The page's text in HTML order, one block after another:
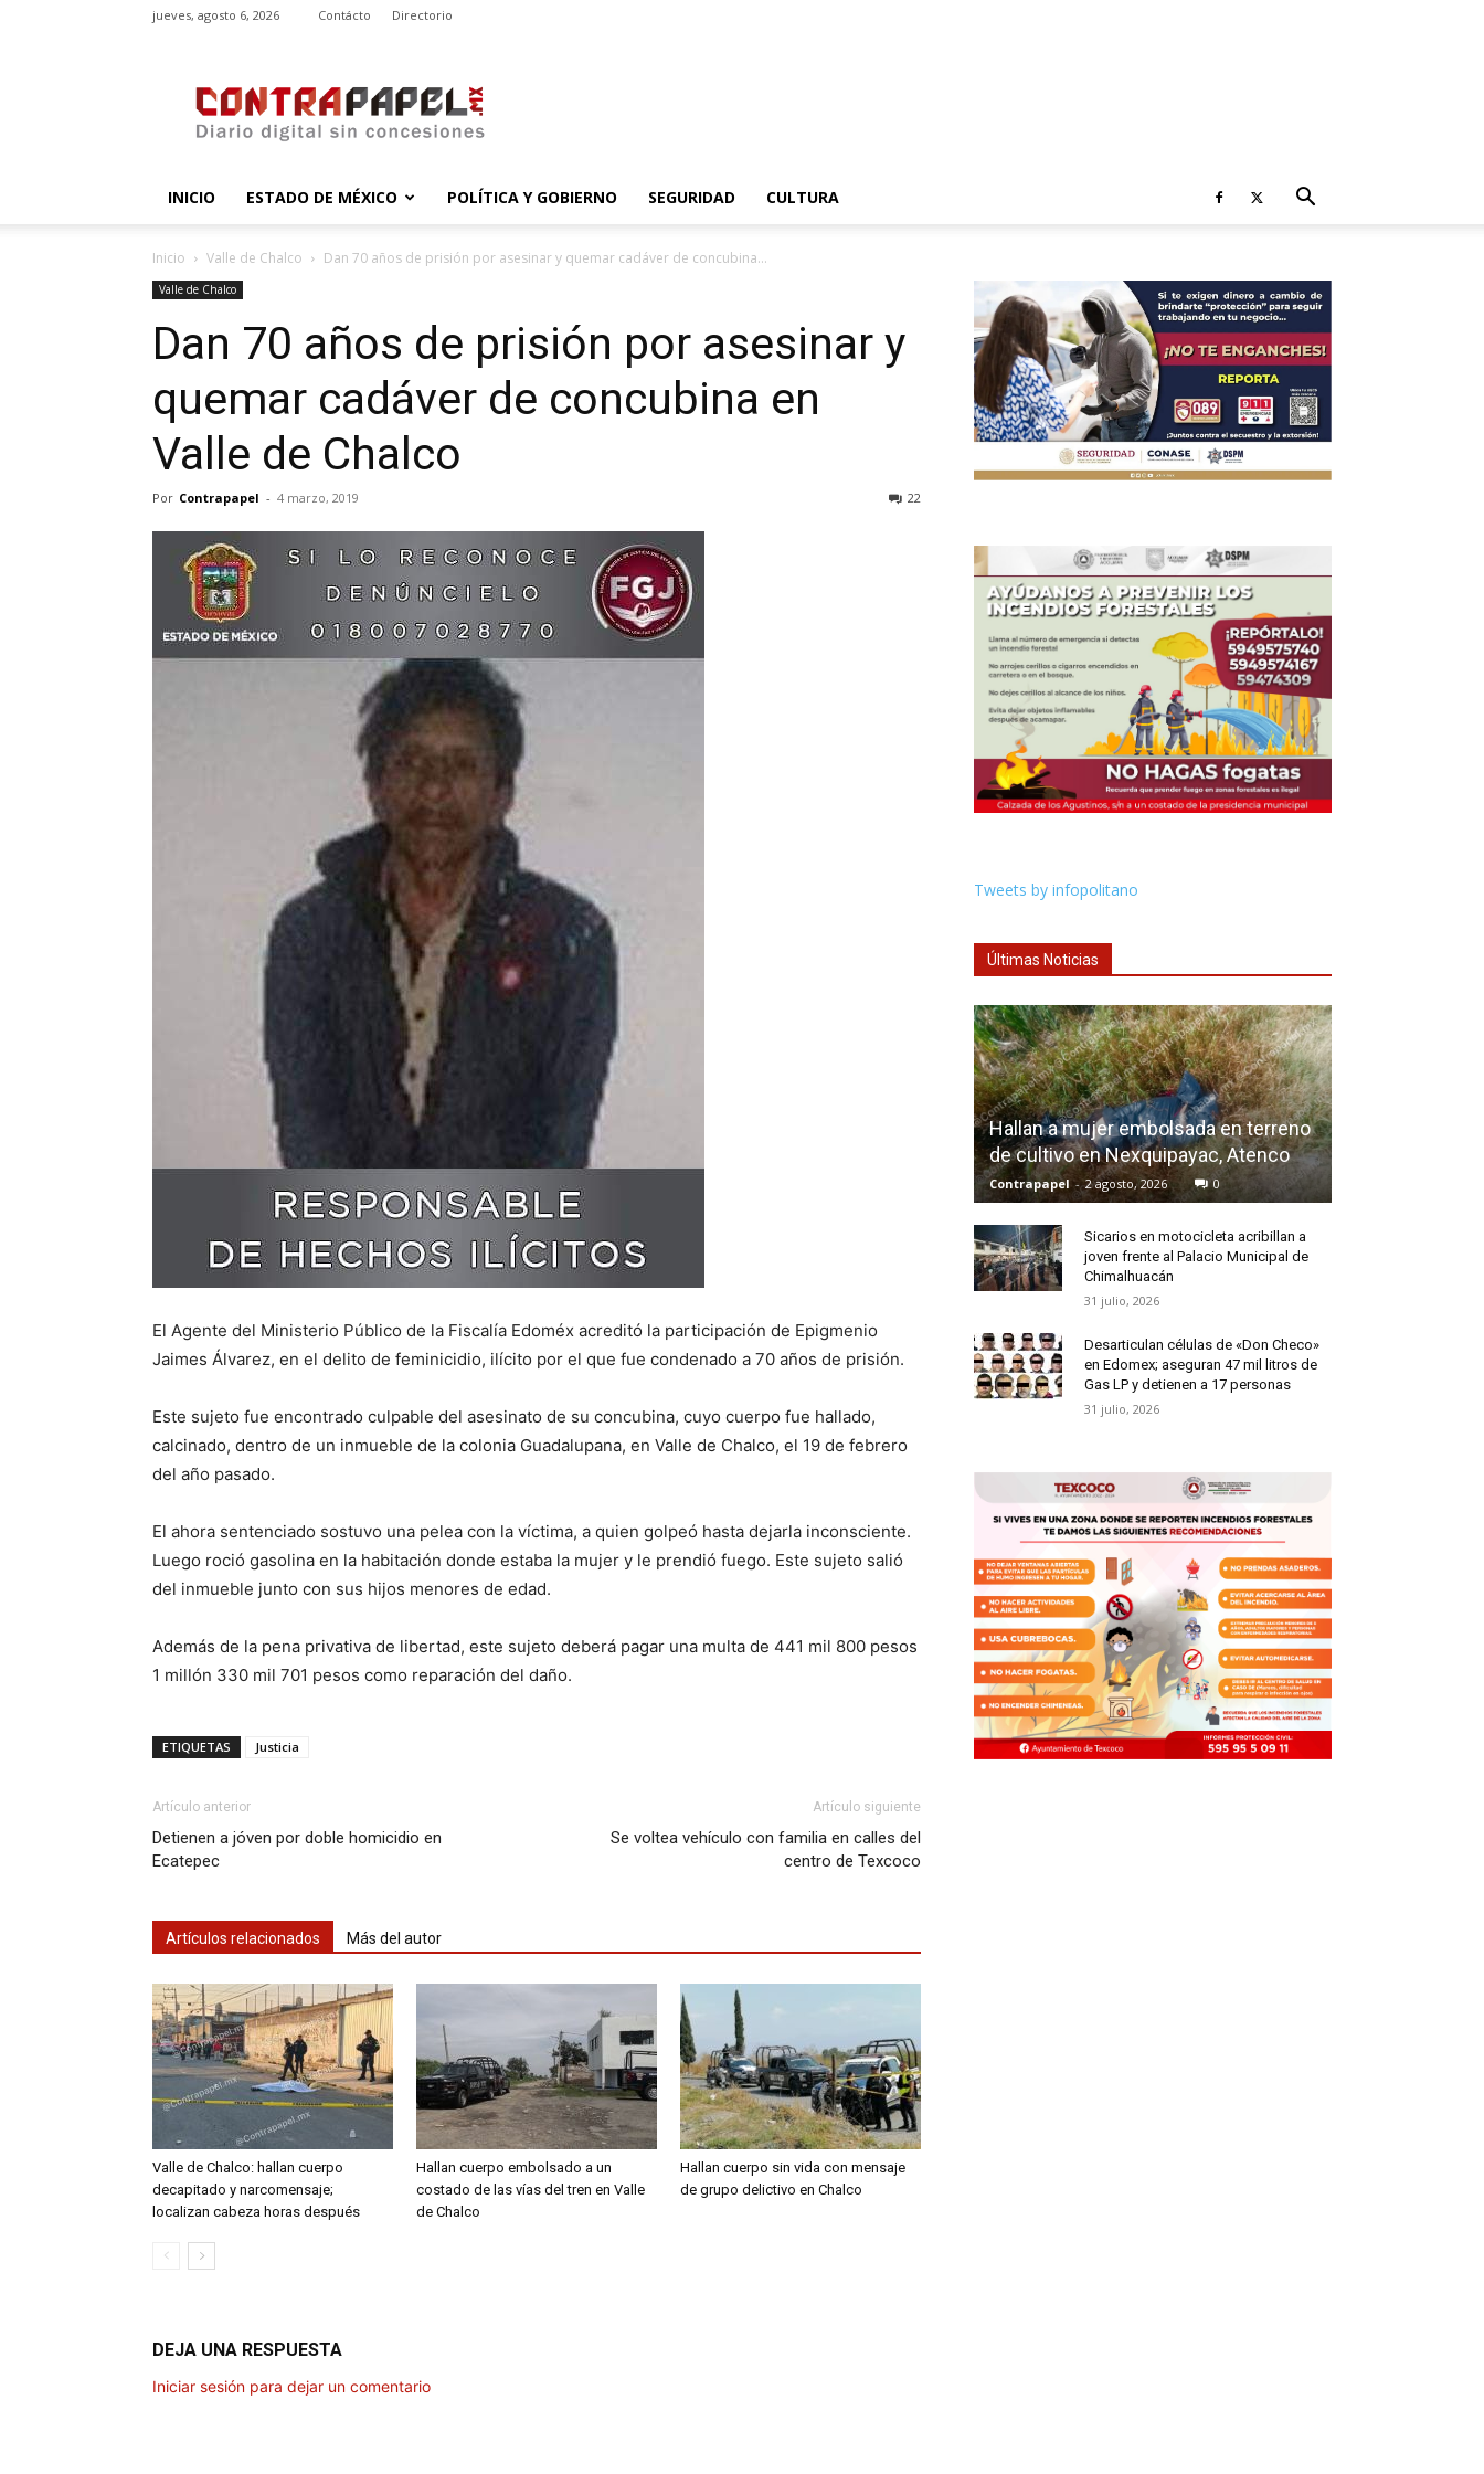
jueves, agosto 6, 2026 Contácto Directorio
INICIO ESTADO DE MÉXICO POLÍTICA Y GOBIERNO SEGURIDAD CULTURA
Inicio Valle de Chalco Dan 70 años de prisión por asesinar y quemar cadáver de concubina...
Valle de Chalco
Dan 70 años de prisión por asesinar y
quemar cadáver de concubina en
Valle de Chalco
Por Contrapapel - 4 marzo, 2019 22
El Agente del Ministerio Público de la Fiscalía Edoméx acreditó la participación de Epigmenio
Jaimes Álvarez, en el delito de feminicidio, ilícito por el que fue condenado a 70 años de prisión.
Este sujeto fue encontrado culpable del asesinato de su concubina, cuyo cuerpo fue hallado,
calcinado, dentro de un inmueble de la colonia Guadalupana, en Valle de Chalco, el 19 de febrero
del año pasado.
El ahora sentenciado sostuvo una pelea con la víctima, a quien golpeó hasta dejarla inconsciente.
Luego roció gasolina en la habitación donde estaba la mujer y le prendió fuego. Este sujeto salió
del inmueble junto con sus hijos menores de edad.
Además de la pena privativa de libertad, este sujeto deberá pagar una multa de 441 mil 800 pesos
1 millón 330 mil 701 pesos como reparación del daño.
ETIQUETAS Justicia
Artículo anterior
Detienen a jóven por doble homicidio en
Ecatepec
Artículo siguiente
Se voltea vehículo con familia en calles del
centro de Texcoco
Artículos relacionados Más del autor
Valle de Chalco: hallan cuerpo
decapitado y narcomensaje;
localizan cabeza horas después
Hallan cuerpo embolsado a un
costado de las vías del tren en Valle
de Chalco
Hallan cuerpo sin vida con mensaje
de grupo delictivo en Chalco
DEJA UNA RESPUESTA
Iniciar sesión para dejar un comentario
Tweets by infopolitano
Últimas Noticias
Hallan a mujer embolsada en terreno
de cultivo en Nexquipayac, Atenco
Contrapapel - 2 agosto, 2026 0
Sicarios en motocicleta acribillan a
joven frente al Palacio Municipal de
Chimalhuacán
31 julio, 2026
Desarticulan células de «Don Checo»
en Edomex; aseguran 47 mil litros de
Gas LP y detienen a 17 personas
31 julio, 2026